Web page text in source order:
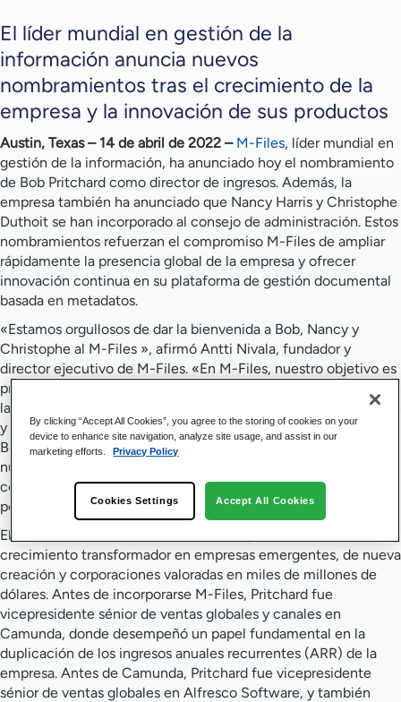
El líder mundial en gestión de la
información anuncia nuevos
nombramientos tras el crecimiento de la
empresa y la innovación de sus productos
Austin, Texas – 14 de abril de 2022 – M-Files, líder mundial en
gestión de la información, ha anunciado hoy el nombramiento
de Bob Pritchard como director de ingresos. Además, la
empresa también ha anunciado que Nancy Harris y Christophe
Duthoit se han incorporado al consejo de administración. Estos
nombramientos refuerzan el compromiso M-Files de ampliar
rápidamente la presencia global de la empresa y ofrecer
innovación continua en su plataforma de gestión documental
basada en metadatos.
«Estamos orgullosos de dar la bienvenida a Bob, Nancy y
Christophe al M-Files », afirmó Antti Nivala, fundador y
director ejecutivo de M-Files. «En M-Files, nuestro objetivo es
proporcionar a las empresas una ventaja competitiva mediante
la automatización de sus procesos, el control de la información
y la mejora de la experiencia del cliente. La incorporación de
Bob, Nancy y Christophe nos permite seguir impulsando
nuestras ventas a nivel mundial y mejorar nuestra estrategia de
comercialización, al tiempo que ofrecemos una experiencia
positiva y fluida a nuestros clientes y socios».
El Sr. Pritchard lleva más de 30 años impulsando con éxito un
crecimiento transformador en empresas emergentes, de nueva
creación y corporaciones valoradas en miles de millones de
dólares. Antes de incorporarse M-Files, Pritchard fue
vicepresidente sénior de ventas globales y canales en
Camunda, donde desempeñó un papel fundamental en la
duplicación de los ingresos anuales recurrentes (ARR) de la
empresa. Antes de Camunda, Pritchard fue vicepresidente
sénior de ventas globales en Alfresco Software, y también
By clicking “Accept All Cookies”, you agree to the storing of cookies on your
device to enhance site navigation, analyze site usage, and assist in our
marketing efforts.
Privacy Policy
Cookies Settings Accept All Cookies